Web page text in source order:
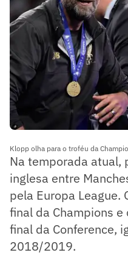
Klopp olha para o troféu da
Na temporada atual,
inglesa entre
pela Europa League.
final da Champions e
final da Conference,
2018/2019.